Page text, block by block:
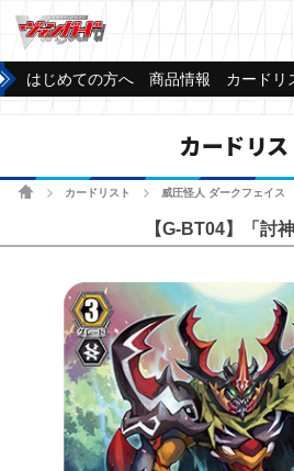
はじめての方へ 商品情報 カードリ
カードリス
ホームカードリスト 威圧怪人 ダークフェイス
【G-BT04】「討神